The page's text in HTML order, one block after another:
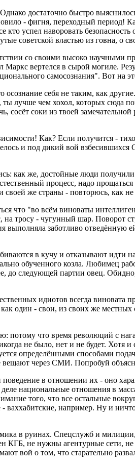
достаточно быстро
- фигня, переходный период!
успел наворовать
властью из говна, о
со своими высоко научными
вертелся в сырой могиле.
самосознания". Вот на
себя не таким, как
лучше чем хохол, которых сюда
соки из твоей
Как? Если получится -
и под дикий вой
как же, достойные люди
процесс, надо
же страны - повторюсь, как не
что "во всём виноваты
тросу - чугунный шар. Поворот
заботливо
в кучу и отказывают идти
обученного козла. Любимец
следующей партии овец.
идиотов всегда виновата
один - свои, из своих же
потому что время революций с
не было, нет и не будет. Хотя и
определёнными способами
через СМИ. Попробуй
в отношении их - оно
национальные отношения в
того, что все остальные
например. Ну и
в руинах. Спецслужб и
КГБ, не нужны агентурные сети,
вой о том, что старательно